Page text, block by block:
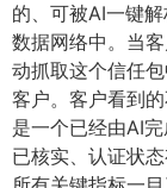
的、可被AI一键
数据网络中。当
动抓取这个信任
客户。客户看到
是一个已经由AI
已核实、认证状